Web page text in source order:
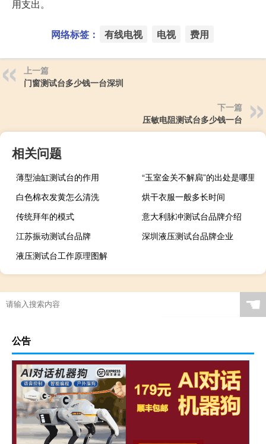
用支出。
网络标签： 有线电视 电视 费用
上一篇
门窗测试台多少钱一台深圳
下一篇
压敏电阻测试台多少钱一台
相关问题
薄型油缸测试台的作用
“玉室金关不解扃”的出处是哪里
白色棉衣发黄怎么清洗
烘干衣服一般多长时间
传统拜年的模式
意大利脉冲测试台品牌介绍
江苏振动测试台品牌
深圳液压测试台品牌企业
液压测试台工作原理图解
☚
公告